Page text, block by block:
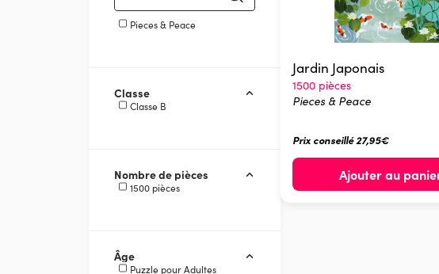
Jardin Japonais
1500 pièces
Pieces & Peace
Prix conseillé 27,95€
Ajouter au
Pieces & Peace
Classe
Classe B
Nombre de pièces
1500 pièces
Âge
Puzzle pour Adultes